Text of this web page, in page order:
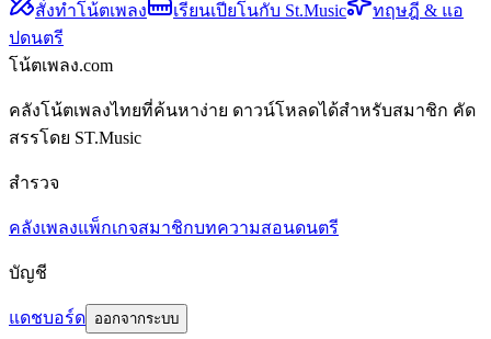
สั่งทำโน้ตเพลง
เรียนเปียโนกับ St.Music
ทฤษฎี & แอ
ปดนตรี
โน้ตเพลง.com
คลังโน้ตเพลงไทยที่ค้นหาง่าย ดาวน์โหลดได้สำหรับสมาชิก คัด
สรรโดย ST.Music
สำรวจ
คลังเพลงแพ็กเกจสมาชิกบทความสอนดนตรี
บัญชี
แดชบอร์ด ออกจากระบบ